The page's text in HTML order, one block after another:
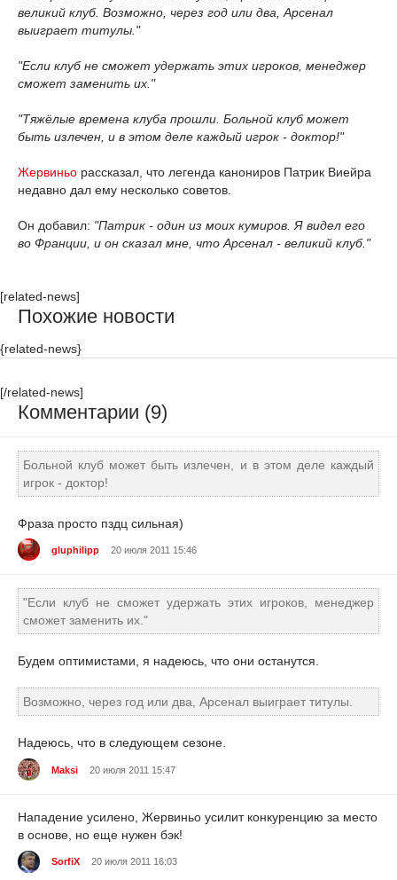
великий клуб. Возможно, через год или два, Арсенал
выиграет титулы."
"Если клуб не сможет удержать этих игроков, менеджер
сможет заменить их."
"Тяжёлые времена клуба прошли. Больной клуб может
быть излечен, и в этом деле каждый игрок - доктор!"
Жервиньо рассказал, что легенда канониров Патрик Виейра
недавно дал ему несколько советов.
Он добавил: "Патрик - один из моих кумиров. Я видел его
во Франции, и он сказал мне, что Арсенал - великий клуб."
[related-news]
Похожие новости
{related-news}
[/related-news]
Комментарии (9)
Больной клуб может быть излечен, и в этом деле каждый
игрок - доктор!
Фраза просто пздц сильная)
gluphilipp 20 июля 2011 15:46
"Если клуб не сможет удержать этих игроков, менеджер
сможет заменить их."
Будем оптимистами, я надеюсь, что они останутся.
Возможно, через год или два, Арсенал выиграет титулы.
Надеюсь, что в следующем сезоне.
Maksi 20 июля 2011 15:47
Нападение усилено, Жервиньо усилит конкуренцию за место
в основе, но еще нужен бэк!
SorfiX 20 июля 2011 16:03